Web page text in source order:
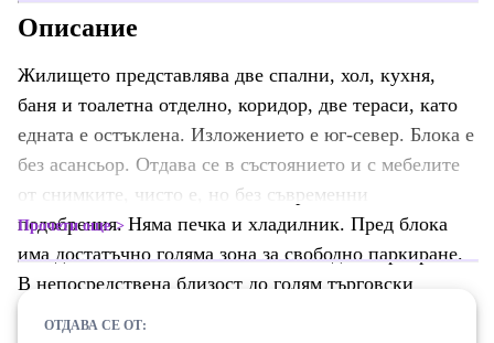
Описание
Жилището представлява две спални, хол, кухня,
баня и тоалетна отделно, коридор, две тераси, като
едната е остъклена. Изложението е юг-север. Блока е
без асансьор. Отдава се в състоянието и с мебелите
от снимките, чисто е, но без съвременни
подобрения. Няма печка и хладилник. Пред блока
има достатъчно голяма зона за свободно паркиране.
В непосредствена близост до голям търговски
Прочети още
ОТДАВА СЕ ОТ: